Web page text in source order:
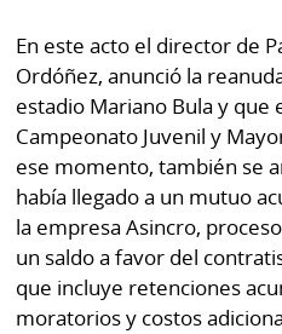
En este acto el director de
Ordóñez, anunció la
estadio Mariano Bula y que
Campeonato Juvenil y
ese momento, también se
había llegado a un mutuo
la empresa Asincro,
un saldo a favor del
que incluye retenciones
moratorios y costos